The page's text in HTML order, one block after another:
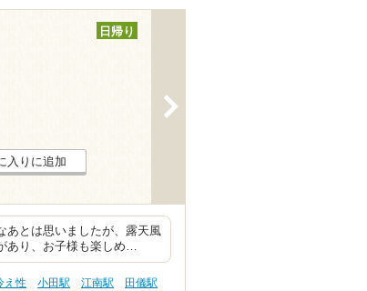
日帰り
入りに追加
あとは思いましたが、露天風
あり、お子様も楽しめ…
え性 小田駅 江南駅
田儀駅